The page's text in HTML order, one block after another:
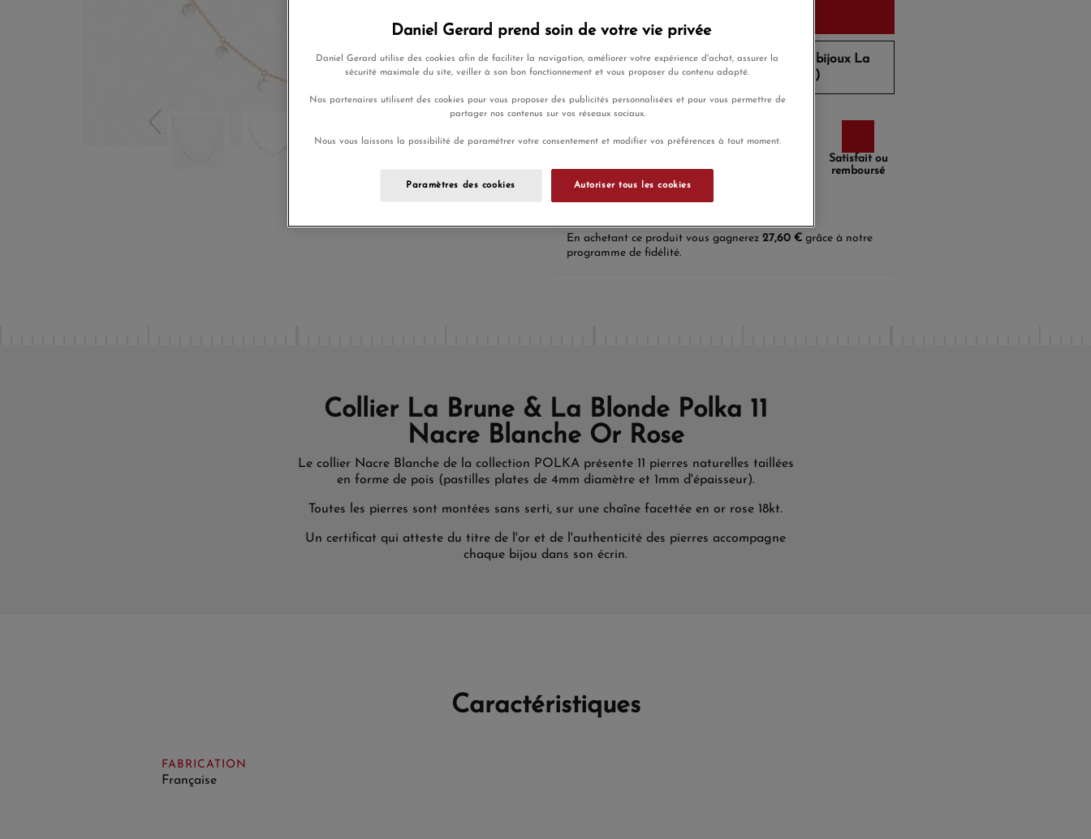
10% de remise avec le codeDG10 sur les bijoux La
Brune & La Blonde (hors promo)
gratuite
frais
Satisfait ou
remboursé
En achetant ce produit vous gagnerez 27,60 € grâce à notre
programme de fidélité.
Collier La Brune & La Blonde Polka 11
Nacre Blanche Or Rose
Le collier Nacre Blanche de la collection POLKA présente 11 pierres naturelles taillées
en forme de pois (pastilles plates de 4mm diamètre et 1mm d'épaisseur).
Toutes les pierres sont montées sans serti, sur une chaîne facettée en or rose 18kt.
Un certificat qui atteste du titre de l'or et de l'authenticité des pierres accompagne
chaque bijou dans son écrin.
Caractéristiques
FABRICATION
Française
Daniel Gerard prend soin de votre vie privée
Daniel Gerard utilise des cookies afin de faciliter la navigation, améliorer votre expérience d'achat, assurer la
sécurité maximale du site, veiller à son bon fonctionnement et vous proposer du contenu adapté.
Nos partenaires utilisent des cookies pour vous proposer des publicités personnalisées et pour vous permettre de
partager nos contenus sur vos réseaux sociaux.
Nous vous laissons la possibilité de paramétrer votre consentement et modifier vos préférences à tout moment.
Paramètres des cookies Autoriser tous les cookies